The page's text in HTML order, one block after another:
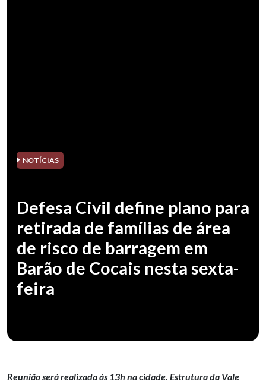
NOTÍCIAS
Defesa Civil define plano para
retirada de famílias de área
de risco de barragem em
Barão de Cocais nesta sexta-
feira
Reunião será realizada às 13h na cidade. Estrutura da Vale